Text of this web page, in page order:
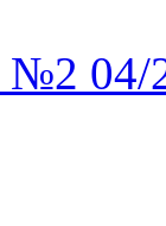
№2 04/